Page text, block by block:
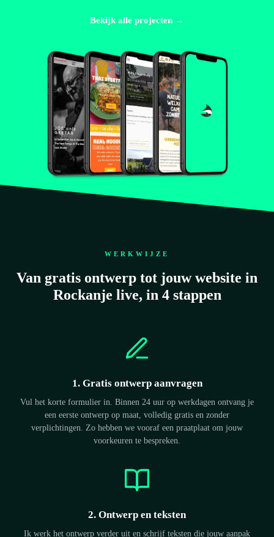
Bekijk alle projecten →
WERKWIJZE
Van gratis ontwerp tot jouw website in
Rockanje live, in 4 stappen
1. Gratis ontwerp aanvragen
Vul het korte formulier in. Binnen 24 uur op werkdagen ontvang je
een eerste ontwerp op maat, volledig gratis en zonder
verplichtingen. Zo hebben we vooraf een praatplaat om jouw
voorkeuren te bespreken.
2. Ontwerp en teksten
Ik werk het ontwerp verder uit en schrijf teksten die jouw aanpak